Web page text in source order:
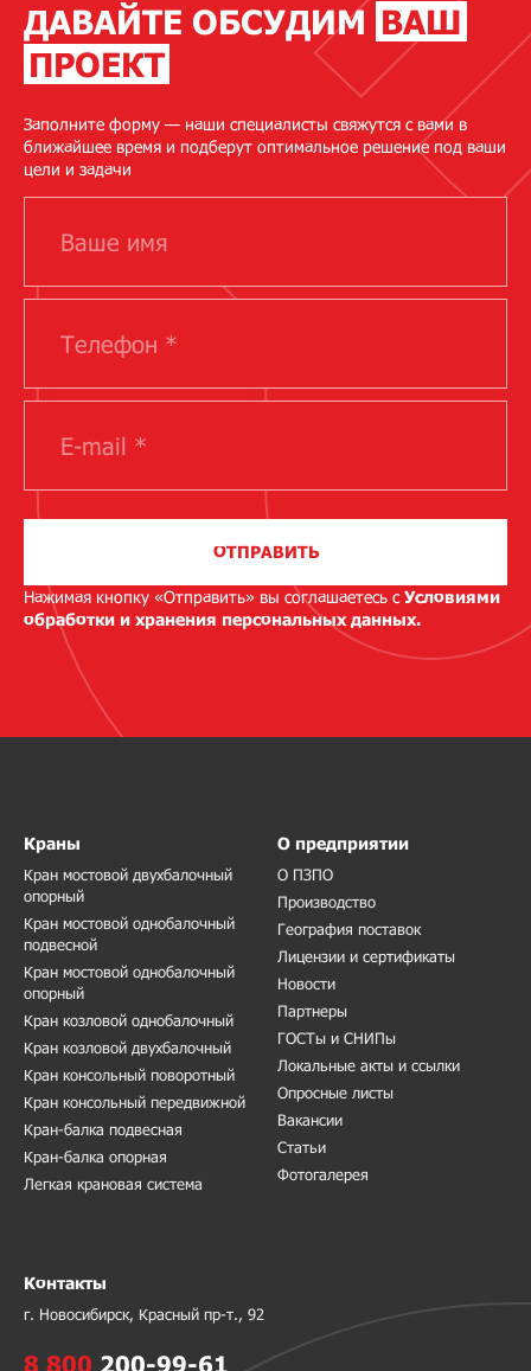
ДАВАЙТЕ ОБСУДИМ ВАШ
ПРОЕКТ
Заполните форму — наши специалисты свяжутся с вами в
ближайшее время и подберут оптимальное решение под ваши
цели и задачи
ОТПРАВИТЬ
Нажимая кнопку «Отправить» вы соглашаетесь сУсловиями
обработки и хранения персональных данных.
Краны
Кран мостовой двухбалочный
опорный
Кран мостовой однобалочный
подвесной
Кран мостовой однобалочный
опорный
Кран козловой однобалочный
Кран козловой двухбалочный
Кран консольный поворотный
Кран консольный передвижной
Кран-балка подвесная
Кран-балка опорная
Легкая крановая система
О предприятии
О ПЗПО
Производство
География поставок
Лицензии и сертификаты
Новости
Партнеры
ГОСТы и СНИПы
Локальные акты и ссылки
Опросные листы
Вакансии
Статьи
Фотогалерея
Контакты
г. Новосибирск, Красный пр-т., 92
8 800 200-99-61